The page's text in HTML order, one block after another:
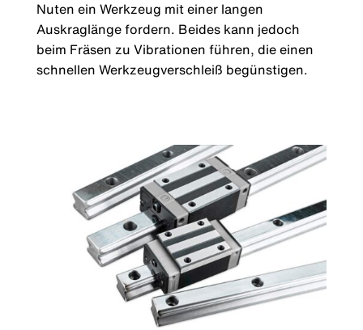
Nuten ein Werkzeug mit einer langen
Auskraglänge fordern. Beides kann jedoch
beim Fräsen zu Vibrationen führen, die einen
schnellen Werkzeugverschleiß begünstigen.